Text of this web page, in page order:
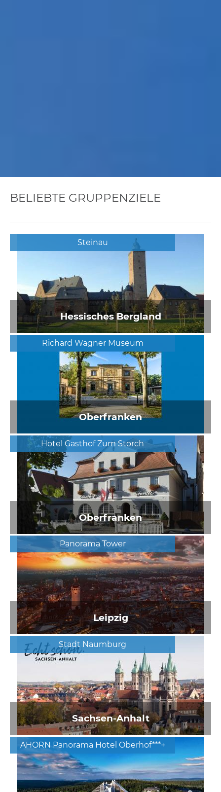
BELIEBTE GRUPPENZIELE
Steinau
Hessisches Bergland
Richard Wagner Museum
Oberfranken
Hotel Gasthof Zum Storch
Oberfranken
Panorama Tower
Leipzig
Stadt Naumburg
Sachsen-Anhalt
AHORN Panorama Hotel Oberhof***+